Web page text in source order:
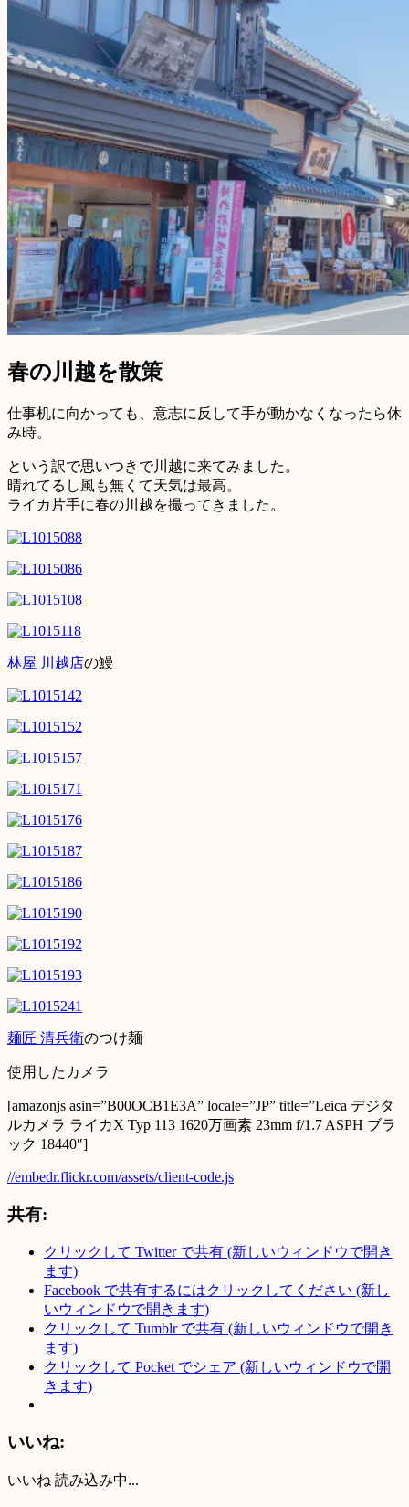
春の川越を散策
仕事机に向かっても、意志に反して手が動かなくなったら休
み時。
という訳で思いつきで川越に来てみました。
晴れてるし風も無くて天気は最高。
ライカ片手に春の川越を撮ってきました。
林屋 川越店の鰻
麺匠 清兵衛のつけ麺
使用したカメラ
[amazonjs asin=”B00OCB1E3A” locale=”JP” title=”Leica デジタ
ルカメラ ライカX Typ 113 1620万画素 23mm f/1.7 ASPH ブラ
ック 18440″]
//embedr.flickr.com/assets/client-code.js
共有:
クリックして Twitter で共有 (新しいウィンドウで開き
ます)
Facebook で共有するにはクリックしてください (新し
いウィンドウで開きます)
クリックして Tumblr で共有 (新しいウィンドウで開き
ます)
クリックして Pocket でシェア (新しいウィンドウで開
きます)
いいね:
いいね 読み込み中...